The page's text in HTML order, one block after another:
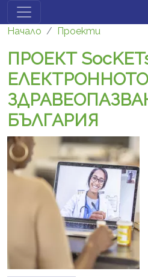
Премини към основното
Начало Проекти
ПРОЕКТ
ЕЛЕКТРОННОТО
БЪЛГАРИЯ